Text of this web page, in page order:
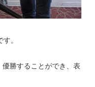
。
勝することができ、表